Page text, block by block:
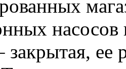
закрытая, ее